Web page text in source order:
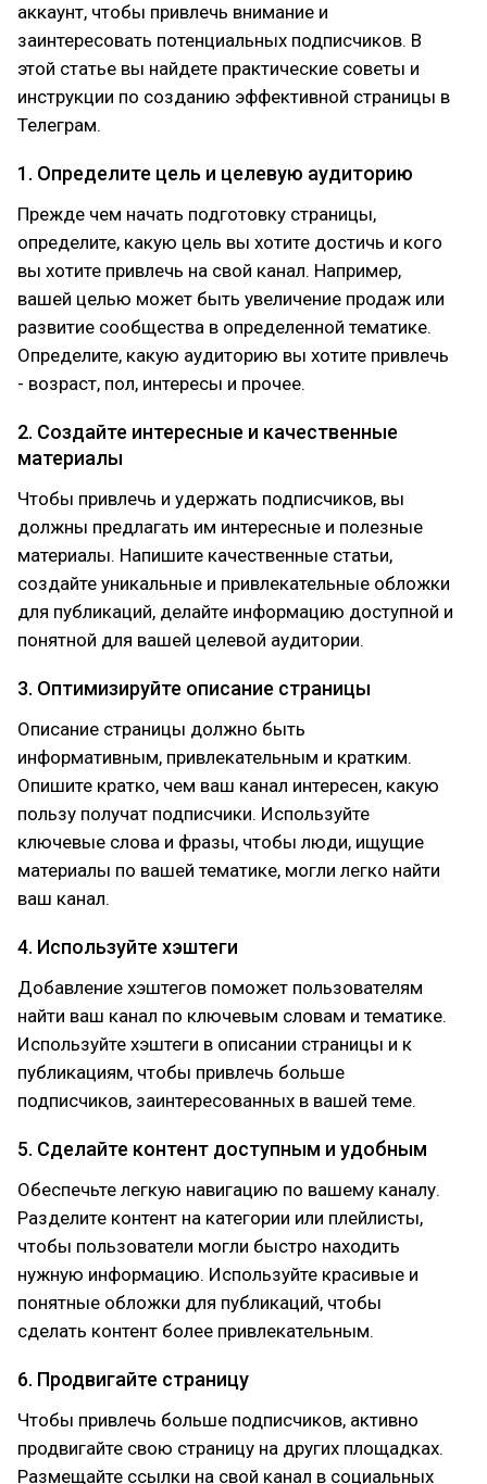
аккаунт, чтобы привлечь внимание и
заинтересовать потенциальных подписчиков. В
этой статье вы найдете практические советы и
инструкции по созданию эффективной страницы в
Телеграм.
1. Определите цель и целевую аудиторию
Прежде чем начать подготовку страницы,
определите, какую цель вы хотите достичь и кого
вы хотите привлечь на свой канал. Например,
вашей целью может быть увеличение продаж или
развитие сообщества в определенной тематике.
Определите, какую аудиторию вы хотите привлечь
- возраст, пол, интересы и прочее.
2. Создайте интересные и качественные
материалы
Чтобы привлечь и удержать подписчиков, вы
должны предлагать им интересные и полезные
материалы. Напишите качественные статьи,
создайте уникальные и привлекательные обложки
для публикаций, делайте информацию доступной и
понятной для вашей целевой аудитории.
3. Оптимизируйте описание страницы
Описание страницы должно быть
информативным, привлекательным и кратким.
Опишите кратко, чем ваш канал интересен, какую
пользу получат подписчики. Используйте
ключевые слова и фразы, чтобы люди, ищущие
материалы по вашей тематике, могли легко найти
ваш канал.
4. Используйте хэштеги
Добавление хэштегов поможет пользователям
найти ваш канал по ключевым словам и тематике.
Используйте хэштеги в описании страницы и к
публикациям, чтобы привлечь больше
подписчиков, заинтересованных в вашей теме.
5. Сделайте контент доступным и удобным
Обеспечьте легкую навигацию по вашему каналу.
Разделите контент на категории или плейлисты,
чтобы пользователи могли быстро находить
нужную информацию. Используйте красивые и
понятные обложки для публикаций, чтобы
сделать контент более привлекательным.
6. Продвигайте страницу
Чтобы привлечь больше подписчиков, активно
продвигайте свою страницу на других площадках.
Размещайте ссылки на свой канал в социальных